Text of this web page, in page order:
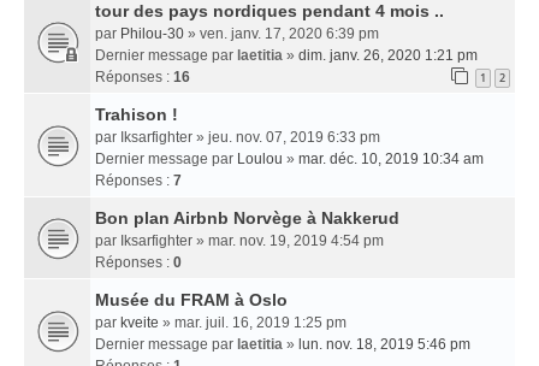
tour des pays nordiques pendant 4 mois ..
par Philou-30 » ven. janv. 17, 2020 6:39 pm
Dernier message par laetitia » dim. janv. 26, 2020 1:21 pm
Réponses : 16 1 2
Trahison !
par Iksarfighter » jeu. nov. 07, 2019 6:33 pm
Dernier message par Loulou » mar. déc. 10, 2019 10:34 am
Réponses : 7
Bon plan Airbnb Norvège à Nakkerud
par Iksarfighter » mar. nov. 19, 2019 4:54 pm
Réponses : 0
Musée du FRAM à Oslo
par kveite » mar. juil. 16, 2019 1:25 pm
Dernier message par laetitia » lun. nov. 18, 2019 5:46 pm